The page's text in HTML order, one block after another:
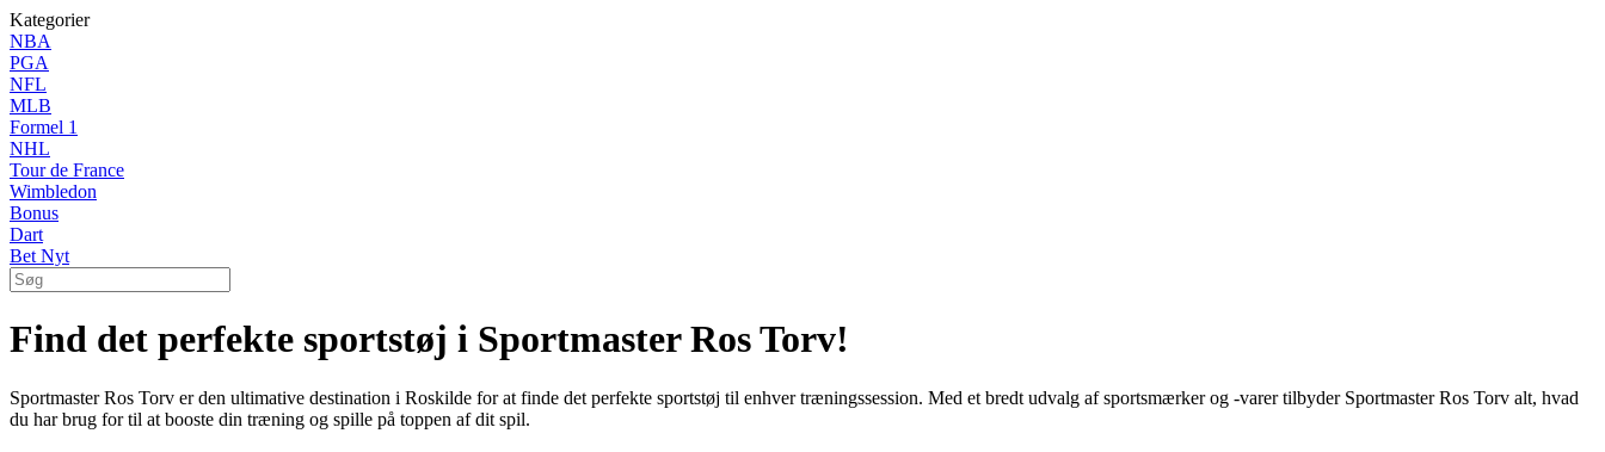
Kategorier
NBA
PGA
NFL
MLB
Formel 1
NHL
Tour de France
Wimbledon
Bonus
Dart
Bet Nyt
Find det perfekte sportstøj i Sportmaster Ros Torv!
Sportmaster Ros Torv er den ultimative destination i Roskilde for at finde det perfekte sportstøj til enhver træningssession. Med et bredt udvalg af sportsmærker og -varer tilbyder Sportmaster Ros Torv alt, hvad
du har brug for til at booste din træning og spille på toppen af dit spil.